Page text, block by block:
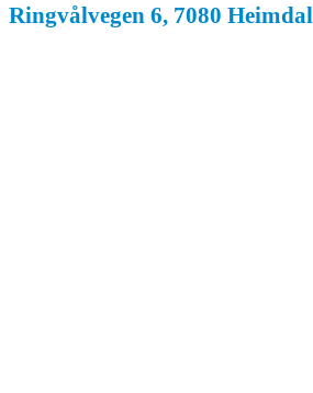
Ringvålvegen 6, 7080 Heimdal